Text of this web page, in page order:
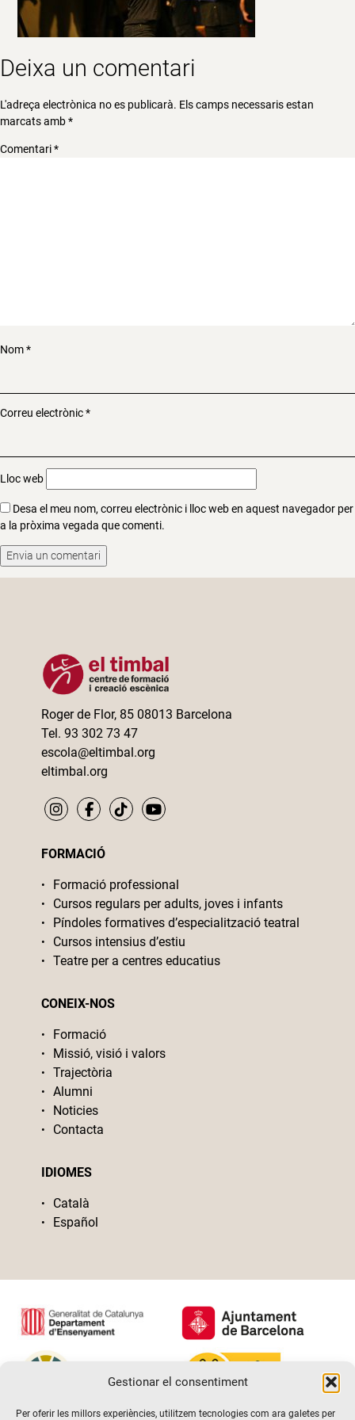
Gestionar el consentiment
Per oferir les millors experiències, utilitzem tecnologies com ara galetes per
Deixa un comentari
L'adreça electrònica no es publicarà. Els camps necessaris estan
marcats amb*
Comentari*
Nom*
Correu electrònic*
Lloc web
Desa el meu nom, correu electrònic i lloc web en aquest navegador per
a la pròxima vegada que comenti.
Roger de Flor, 85 08013 Barcelona
Tel. 93 302 73 47
escola@eltimbal.org
eltimbal.org
FORMACIÓ
Formació professional
Cursos regulars per adults, joves i infants
Píndoles formatives d’especialització teatral
Cursos intensius d’estiu
Teatre per a centres educatius
CONEIX-NOS
Formació
Missió, visió i valors
Trajectòria
Alumni
Noticies
Contacta
IDIOMES
Català
Español